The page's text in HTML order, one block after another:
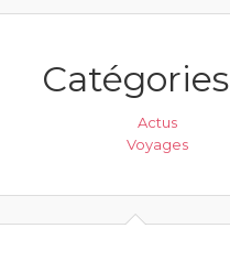
Catégories
Actus
Voyages